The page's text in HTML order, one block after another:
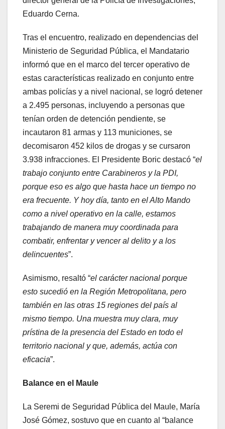
Eduardo Cerna.
Tras el encuentro, realizado en dependencias del
Ministerio de Seguridad Pública, el Mandatario
informó que en el marco del tercer operativo de
estas características realizado en conjunto entre
ambas policías y a nivel nacional, se logró detener
a 2.495 personas, incluyendo a personas que
tenían orden de detención pendiente, se
incautaron 81 armas y 113 municiones, se
decomisaron 452 kilos de drogas y se cursaron
3.938 infracciones. El Presidente Boric destacó “el
trabajo conjunto entre Carabineros y la PDI,
porque eso es algo que hasta hace un tiempo no
era frecuente. Y hoy día, tanto en el Alto Mando
como a nivel operativo en la calle, estamos
trabajando de manera muy coordinada para
combatir, enfrentar y vencer al delito y a los
delincuentes”.
Asimismo, resaltó “el carácter nacional porque
esto sucedió en la Región Metropolitana, pero
también en las otras 15 regiones del país al
mismo tiempo. Una muestra muy clara, muy
prístina de la presencia del Estado en todo el
territorio nacional y que, además, actúa con
eficacia”.
Balance en el Maule
La Seremi de Seguridad Pública del Maule, María
José Gómez, sostuvo que en cuanto al “balance